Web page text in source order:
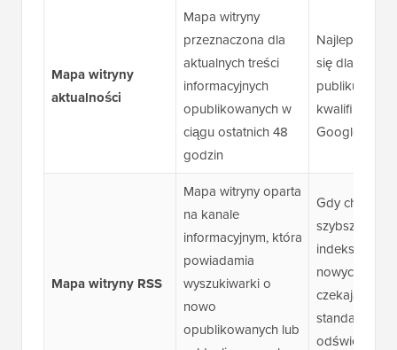
Mapa witryny
aktualności
Mapa witryny
przeznaczona dla
aktualnych treści
informacyjnych
opublikowanych w
ciągu ostatnich 48
godzin
Najlepiej
się dla
publikujesz
kwalifikujące
Google News
Mapa witryny RSS
Mapa witryny oparta
na kanale
informacyjnym, która
powiadamia
wyszukiwarki o
nowo
opublikowanych lub
Gdy chcesz
szybszego
indeksowania
nowych
czekając na
standardowe
odświeżenie